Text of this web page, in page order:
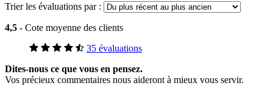
Trier les évaluations par :
4,5 - Cote moyenne des clients
35 évaluations
Dites-nous ce que vous en pensez.
Vos précieux commentaires nous aideront à mieux vous servir.